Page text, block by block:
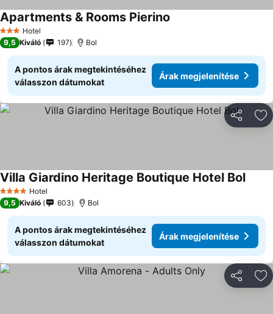
3 Kategória
Hotel
Apartments & Rooms Pierino
9,5 Kiváló 197 Bol
A pontos árak megtekintéséhez
válasszon dátumokat
Árak megjelenítése
4 KategóriaHotel
Villa Giardino Heritage Boutique Hotel Bol
9,5 Kiváló 603 Bol
A pontos árak megtekintéséhez
válasszon dátumokat
Árak megjelenítése